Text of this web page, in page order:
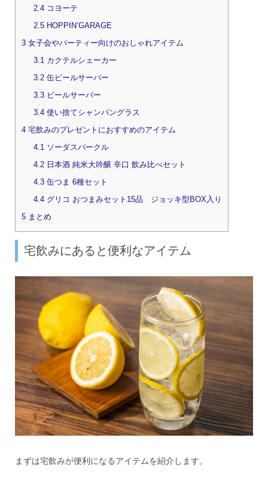
2.4コヨーテ
2.5HOPPIN’GARAGE
3女子会やパーティー向けのおしゃれアイテム
3.1カクテルシェーカー
3.2缶ビールサーバー
3.3ビールサーバー
3.4使い捨てシャンパングラス
4宅飲みのプレゼントにおすすめのアイテム
4.1ソーダスパークル
4.2日本酒 純米大吟醸 辛口 飲み比べセット
4.3缶つま 6種セット
4.4グリコ おつまみセット15品 ジョッキ型BOX入り
5まとめ
宅飲みにあると便利なアイテム
まずは宅飲みが便利になるアイテムを紹介します。